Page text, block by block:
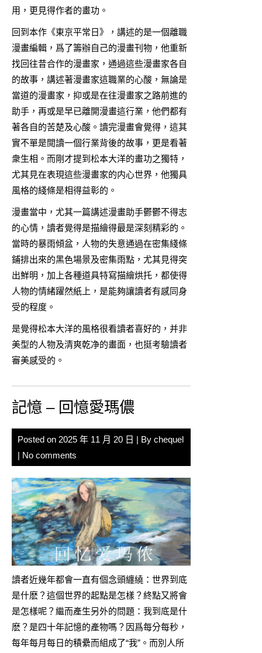
用，更見得作者的畫功。
回到本作《東京平常日》，講述的是一個離職
漫畫編輯，爲了籌辦自己的漫畫刊物，他重新
找回往昔合作的漫畫家，通過這些漫畫家各自
的故事，講述著漫畫家這職業的心酸，無論是
當道的漫畫家，抑或是在往漫畫家之路前進的
助手，再或是早已離開漫畫這行業，他們都有
著各自的苦楚及心酸。讀完漫畫會覺得，這其
實不單是閲讀一個行業背後的故事，更是看著
衆生相。而剛才提到松本大洋的畫功之獨特，
尤其見在表現這些漫畫家的内心世界，他獨具
風格的綫條是相得益彰的。
漫畫當中，尤其一篇講述漫畫助手鬱鬱不得志
的心情，讀者覺得是描繪得最是深刻精彩的。
當時的暴雨傾盆，人物的失意通過在密集綫條
鋪排出來的黑色場景及密集雨點，尤其見得突
出鮮明，加上各種道具特寫描繪烘托，都使得
人物的情緒躍然紙上，是能夠讓讀者有感同身
受的程度。
是覺得松本大洋的風格很看讀者喜好的，并非
美型的人物及清爽乾净的畫面，也挺考驗讀者
審美感受的。
記憶 – 回憶愛瑪儂
Posted on 2025 年 11 月 20 日 | By chequel
| No comments
讀者近幾年都會一直有個念頭纏繞：世界到底
是什麽？這個世界的起點是怎樣？終點又將會
是怎樣呢？繼而產生另外的問題：我到底是什
麽？是四十年記憶的產物嗎？因爲每分每秒，
每年每月每日的積纍而組成了“我”。而別人所